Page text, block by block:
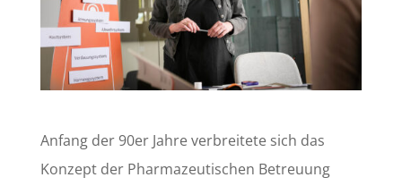
Anfang der 90er Jahre verbreitete sich das
Konzept der Pharmazeutischen Betreuung